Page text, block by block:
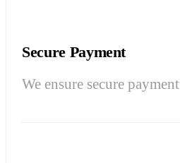
Secure Payment
We ensure secure payment